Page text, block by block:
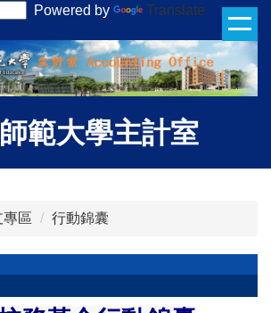
Powered by Translate
範大學主計室
專區 行動錦囊